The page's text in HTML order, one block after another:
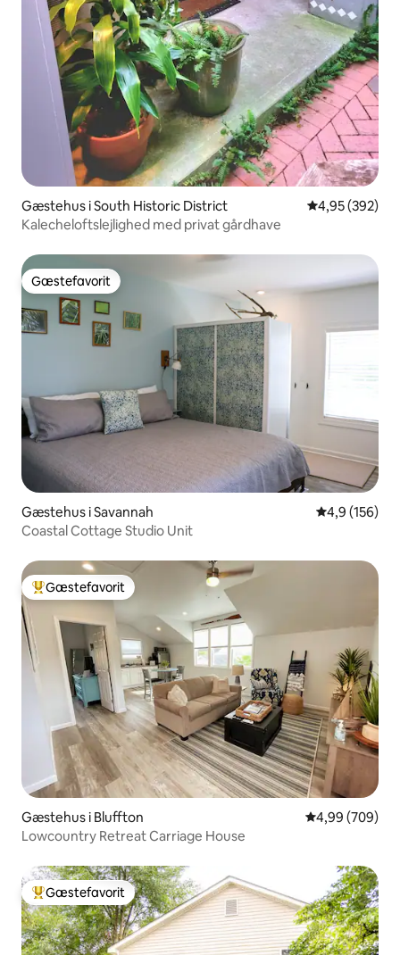
Gæstehus i South Historic District 4,95 ud af 5 i
4,95 (392)
Kalecheloftslejlighed med privat gårdhave
Gæstefavorit
Gæstefavorit
Gæstehus i Savannah 4,9 ud af 5 i
4,9 (156)
Coastal Cottage Studio Unit
Bedste gæstefavorit
Gæstefavorit
Gæstehus i Bluffton 4,99 ud af 5 i
4,99 (709)
Lowcountry Retreat Carriage House
Bedste gæstefavorit
Gæstefavorit